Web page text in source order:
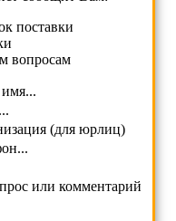
поставки
вопросам
(для юрлиц)
или комментарий